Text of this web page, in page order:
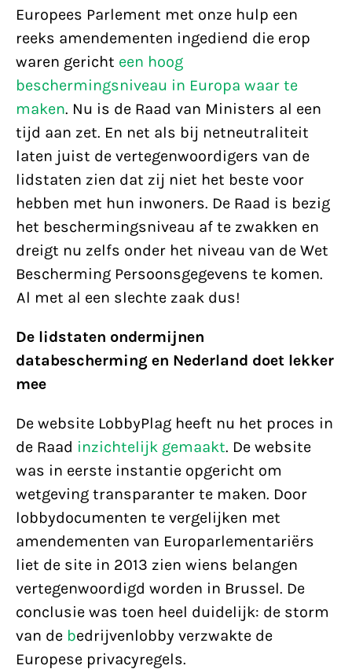
Europees Parlement met onze hulp een
reeks amendementen ingediend die erop
waren gericht een hoog
beschermingsniveau in Europa waar te
maken. Nu is de Raad van Ministers al een
tijd aan zet. En net als bij netneutraliteit
laten juist de vertegenwoordigers van de
lidstaten zien dat zij niet het beste voor
hebben met hun inwoners. De Raad is bezig
het beschermingsniveau af te zwakken en
dreigt nu zelfs onder het niveau van de Wet
Bescherming Persoonsgegevens te komen.
Al met al een slechte zaak dus!
De lidstaten ondermijnen
databescherming en Nederland doet lekker
mee
De website LobbyPlag heeft nu het proces in
de Raad inzichtelijk gemaakt. De website
was in eerste instantie opgericht om
wetgeving transparanter te maken. Door
lobbydocumenten te vergelijken met
amendementen van Europarlementariërs
liet de site in 2013 zien wiens belangen
vertegenwoordigd worden in Brussel. De
conclusie was toen heel duidelijk: de storm
van de bedrijvenlobby verzwakte de
Europese privacyregels.